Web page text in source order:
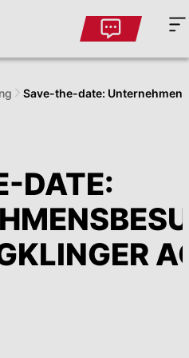
DATE:
Save-the-date: